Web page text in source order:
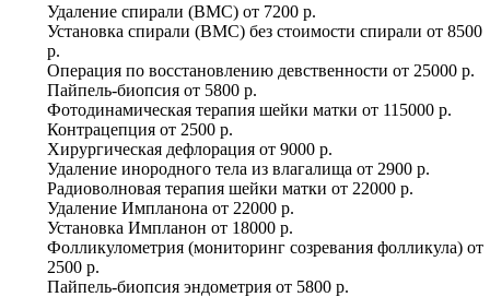
Удаление спирали (ВМС) от 7200 р.
Установка спирали (ВМС) без стоимости спирали от 8500
р.
Операция по восстановлению девственности от 25000 р.
Пайпель-биопсия от 5800 р.
Фотодинамическая терапия шейки матки от 115000 р.
Контрацепция от 2500 р.
Хирургическая дефлорация от 9000 р.
Удаление инородного тела из влагалища от 2900 р.
Радиоволновая терапия шейки матки от 22000 р.
Удаление Импланона от 22000 р.
Установка Импланон от 18000 р.
Фолликулометрия (мониторинг созревания фолликула) от
2500 р.
Пайпель-биопсия эндометрия от 5800 р.